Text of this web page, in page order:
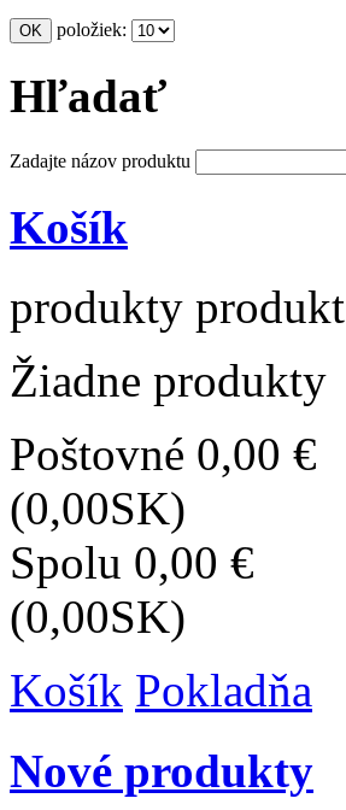
položiek:
Hľadať
Zadajte názov produktu
Košík
produkty produkt
Žiadne produkty
Poštovné 0,00 €
(0,00SK)
Spolu 0,00 €
(0,00SK)
Košík Pokladňa
Nové produkty